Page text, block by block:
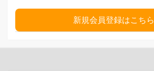
新規会員登録はこちら